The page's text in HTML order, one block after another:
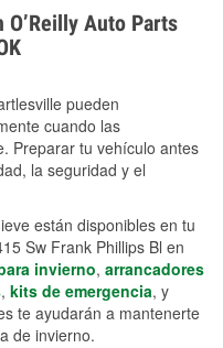
de frío
la protección
How-To.
Auto Parts
pueden
cuando las
Preparar tu vehículo antes
la seguridad y el
están disponibles en tu
Sw Frank Phillips Bl en
invierno, arrancadores
, kits de emergencia, y
te ayudarán a mantenerte
de invierno.